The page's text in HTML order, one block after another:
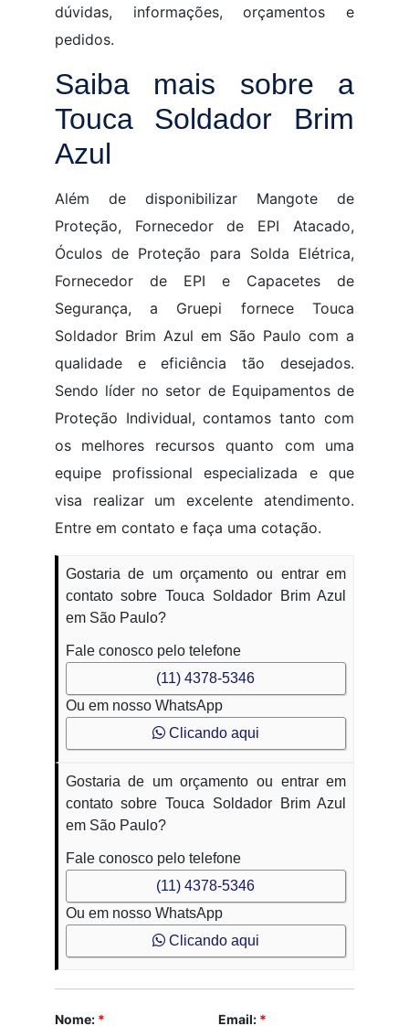
dúvidas, informações, orçamentos e
pedidos.
Saiba mais sobre a
Touca Soldador Brim
Azul
Além de disponibilizar Mangote de
Proteção, Fornecedor de EPI Atacado,
Óculos de Proteção para Solda Elétrica,
Fornecedor de EPI e Capacetes de
Segurança, a Gruepi fornece Touca
Soldador Brim Azul em São Paulo com a
qualidade e eficiência tão desejados.
Sendo líder no setor de Equipamentos de
Proteção Individual, contamos tanto com
os melhores recursos quanto com uma
equipe profissional especializada e que
visa realizar um excelente atendimento.
Entre em contato e faça uma cotação.
Gostaria de um orçamento ou entrar em
contato sobre Touca Soldador Brim Azul
em São Paulo?
Fale conosco pelo telefone
(11) 4378-5346
Ou em nosso WhatsApp
Clicando aqui
Gostaria de um orçamento ou entrar em
contato sobre Touca Soldador Brim Azul
em São Paulo?
Fale conosco pelo telefone
(11) 4378-5346
Ou em nosso WhatsApp
Clicando aqui
Nome: * Email: *